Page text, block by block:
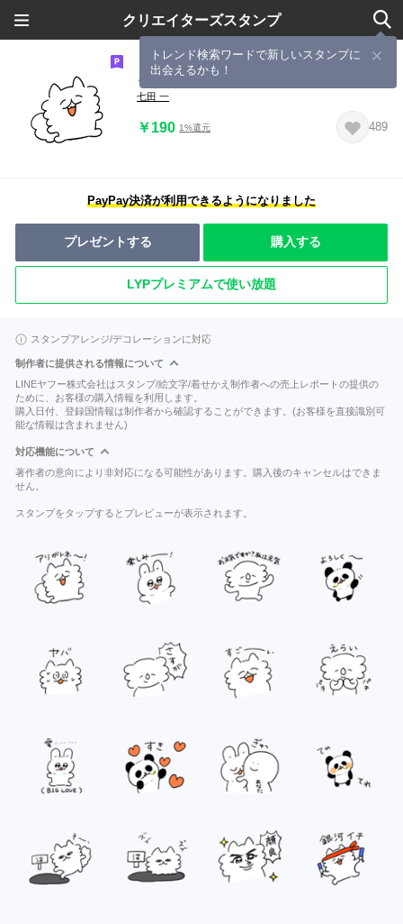
クリエイターズスタンプ
トレンド検索ワードで新しいスタンプに
出会えるかも！
どうぶつ2!!!!
七田 一
￥190 1%還元 489
PayPay決済が利用できるようになりました
プレゼントする 購入する
LYPプレミアムで使い放題
スタンプアレンジ/デコレーションに対応
制作者に提供される情報について
LINEヤフー株式会社はスタンプ/絵文字/着せかえ制作者への売上レポートの提供の
ために、お客様の購入情報を利用します。
購入日付、登録国情報は制作者から確認することができます。(お客様を直接識別可
能な情報は含まれません)
対応機能について
著作者の意向により非対応になる可能性があります。購入後のキャンセルはできま
せん。
スタンプをタップするとプレビューが表示されます。